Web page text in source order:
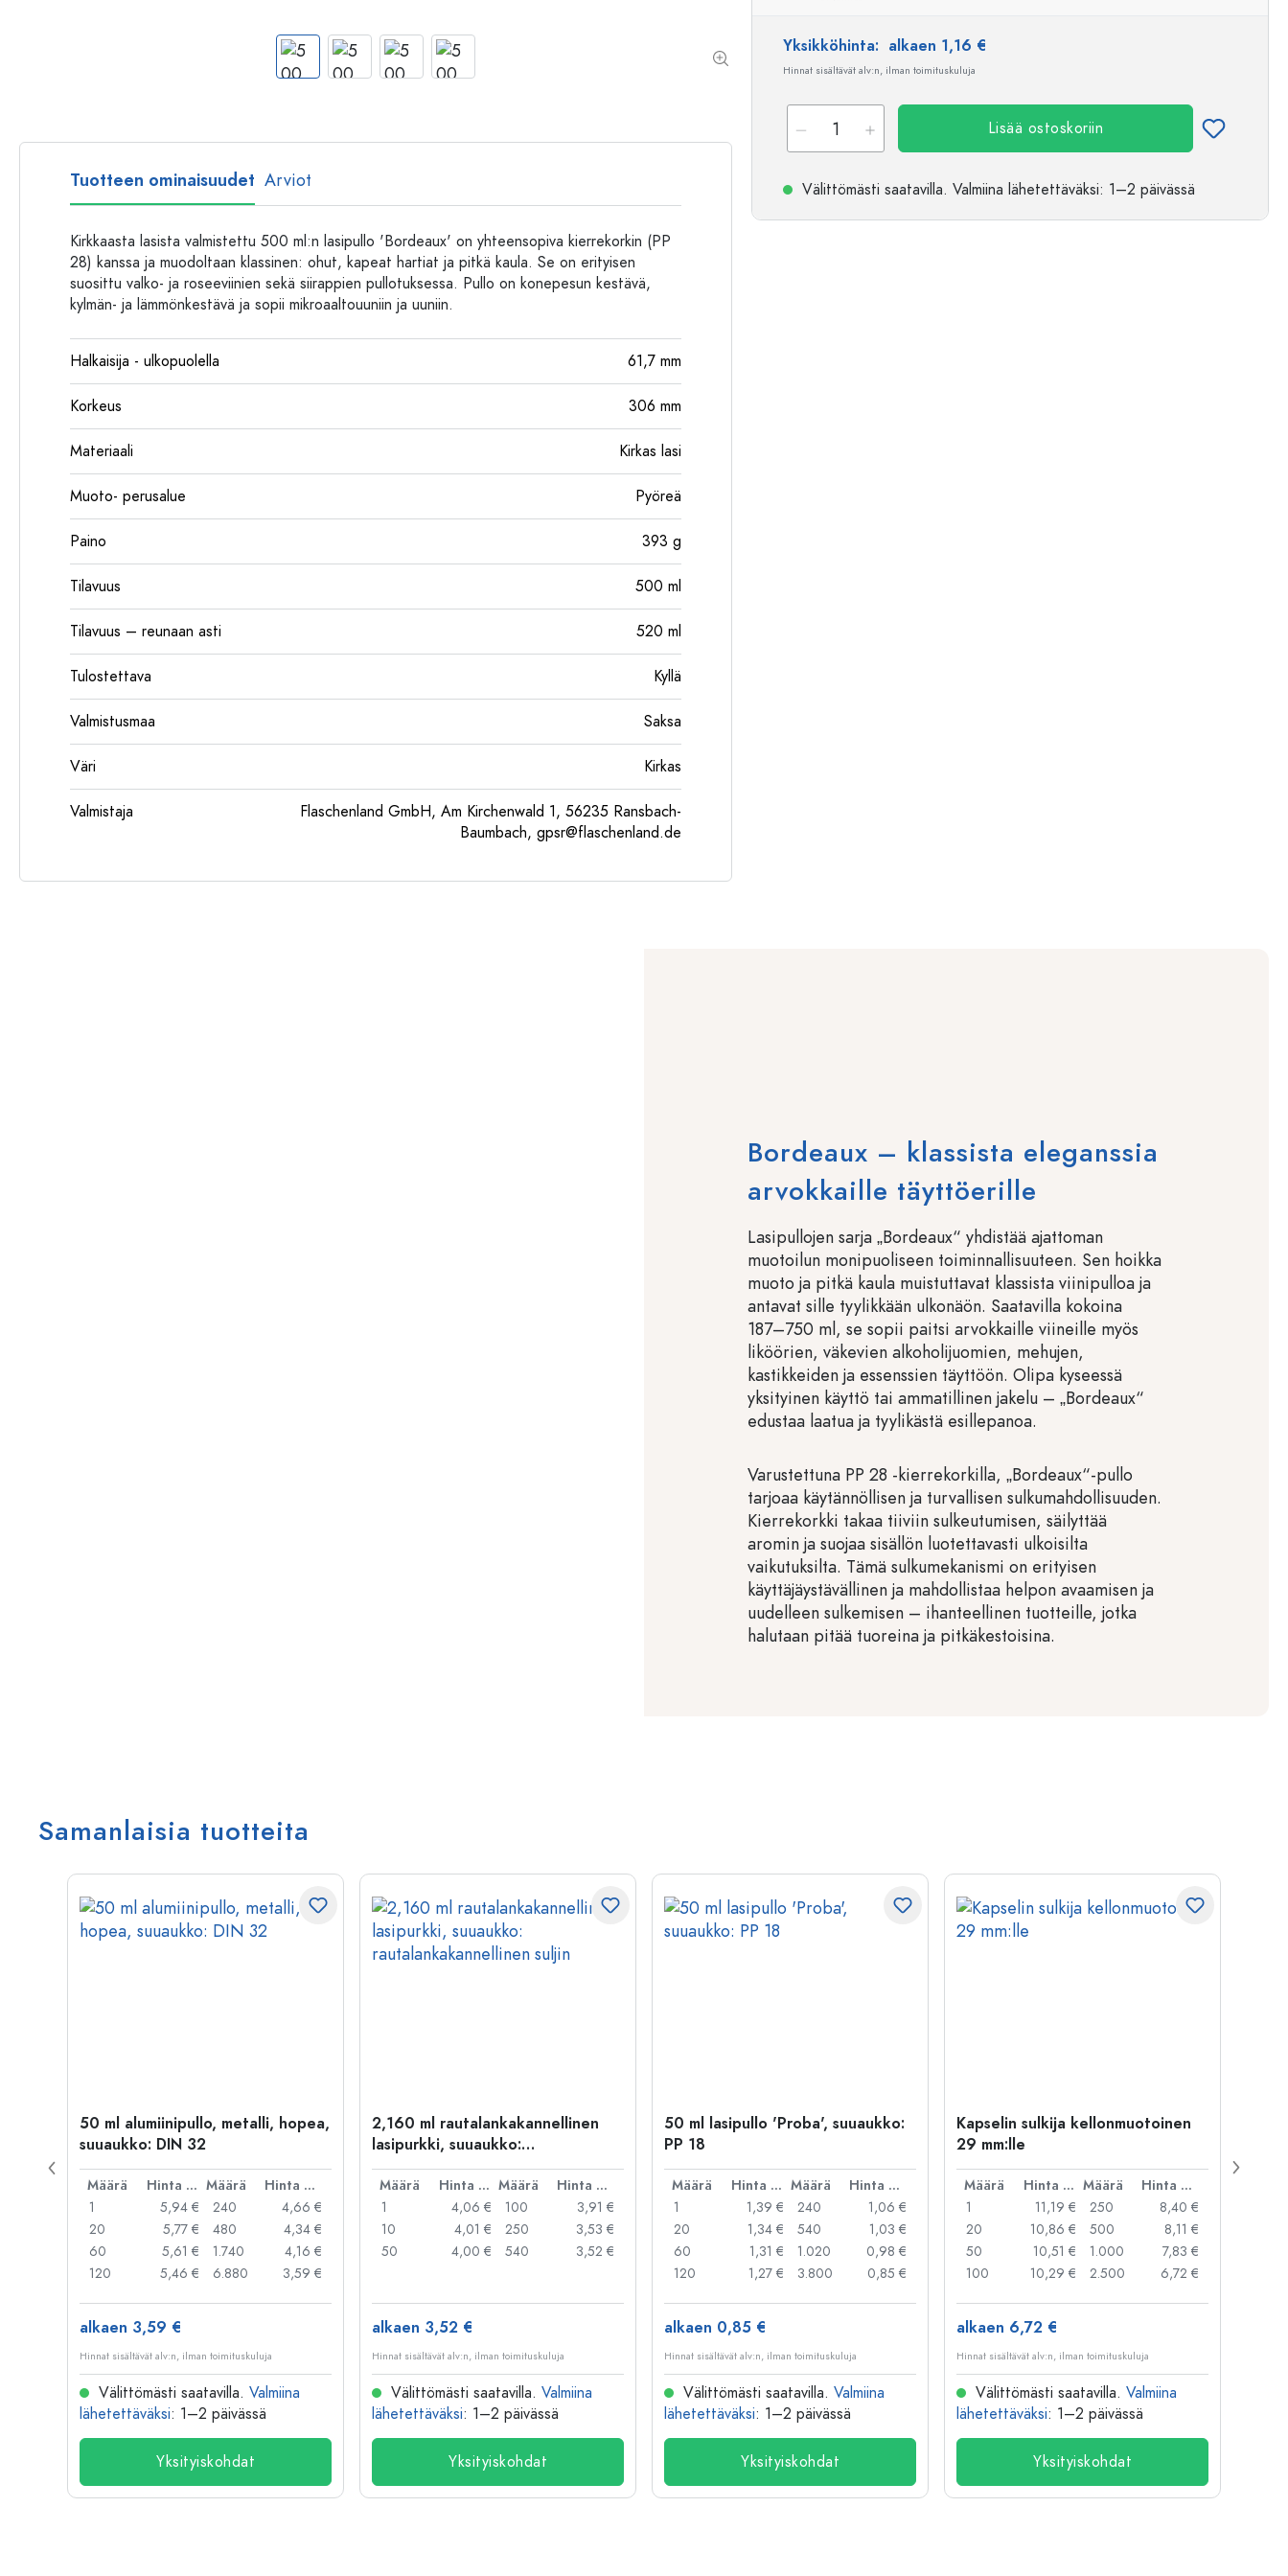
Yksikköhinta: alkaen 1,16 €
Hinnat sisältävät alv:n, ilman toimituskuluja
Lisää ostoskoriin
Välittömästi saatavilla. Valmiina lähetettäväksi: 1–2 päivässä
Tuotteen ominaisuudet Arviot
Kirkkaasta lasista valmistettu 500 ml:n lasipullo 'Bordeaux' on yhteensopiva kierrekorkin (PP
28) kanssa ja muodoltaan klassinen: ohut, kapeat hartiat ja pitkä kaula. Se on erityisen
suosittu valko- ja roseeviinien sekä siirappien pullotuksessa. Pullo on konepesun kestävä,
kylmän- ja lämmönkestävä ja sopii mikroaaltouuniin ja uuniin.
Halkaisija - ulkopuolella 61,7 mm
Korkeus 306 mm
Materiaali Kirkas lasi
Muoto- perusalue Pyöreä
Paino 393 g
Tilavuus 500 ml
Tilavuus – reunaan asti 520 ml
Tulostettava Kyllä
Valmistusmaa Saksa
Väri Kirkas
Valmistaja
Flaschenland GmbH, Am Kirchenwald 1, 56235 Ransbach-
Baumbach, gpsr@flaschenland.de
Bordeaux – klassista eleganssia
arvokkaille täyttöerille
Lasipullojen sarja „Bordeaux“ yhdistää ajattoman
muotoilun monipuoliseen toiminnallisuuteen. Sen hoikka
muoto ja pitkä kaula muistuttavat klassista viinipulloa ja
antavat sille tyylikkään ulkonäön. Saatavilla kokoina
187–750 ml, se sopii paitsi arvokkaille viineille myös
liköörien, väkevien alkoholijuomien, mehujen,
kastikkeiden ja essenssien täyttöön. Olipa kyseessä
yksityinen käyttö tai ammatillinen jakelu – „Bordeaux“
edustaa laatua ja tyylikästä esillepanoa.
Varustettuna PP 28 -kierrekorkilla, „Bordeaux“-pullo
tarjoaa käytännöllisen ja turvallisen sulkumahdollisuuden.
Kierrekorkki takaa tiiviin sulkeutumisen, säilyttää
aromin ja suojaa sisällön luotettavasti ulkoisilta
vaikutuksilta. Tämä sulkumekanismi on erityisen
käyttäjäystävällinen ja mahdollistaa helpon avaamisen ja
uudelleen sulkemisen – ihanteellinen tuotteille, jotka
halutaan pitää tuoreina ja pitkäkestoisina.
Samanlaisia tuotteita
50 ml alumiinipullo, metalli, hopea,
suuaukko: DIN 32
Määrä Hinta per kpl Määrä
Hinta per kpl
1
5,94 €
20
5,77 €
60
5,61 €
120
5,46 €
240
4,66 €
480
4,34 €
1.740
4,16 €
6.880
3,59 €
alkaen 3,59 €
Hinnat sisältävät alv:n, ilman toimituskuluja
Välittömästi saatavilla. Valmiina
lähetettäväksi: 1–2 päivässä
Yksityiskohdat
2,160 ml rautalankakannellinen
lasipurkki, suuaukko:
rautalankakannellinen suljin
Määrä Hinta per kpl Määrä
Hinta per kpl
1
4,06 €
10
4,01 €
50
4,00 €
100
3,91 €
250
3,53 €
540
3,52 €
alkaen 3,52 €
Hinnat sisältävät alv:n, ilman toimituskuluja
Välittömästi saatavilla. Valmiina
lähetettäväksi: 1–2 päivässä
Yksityiskohdat
50 ml lasipullo 'Proba', suuaukko:
PP 18
Määrä Hinta per kpl Määrä
Hinta per kpl
1
1,39 €
20
1,34 €
60
1,31 €
120
1,27 €
240
1,06 €
540
1,03 €
1.020
0,98 €
3.800
0,85 €
alkaen 0,85 €
Hinnat sisältävät alv:n, ilman toimituskuluja
Välittömästi saatavilla. Valmiina
lähetettäväksi: 1–2 päivässä
Yksityiskohdat
Kapselin sulkija kellonmuotoinen
29 mm:lle
Määrä Hinta per kpl Määrä
Hinta per kpl
1
11,19 €
20
10,86 €
50
10,51 €
100
10,29 €
250
8,40 €
500
8,11 €
1.000
7,83 €
2.500
6,72 €
alkaen 6,72 €
Hinnat sisältävät alv:n, ilman toimituskuluja
Välittömästi saatavilla. Valmiina
lähetettäväksi: 1–2 päivässä
Yksityiskohdat